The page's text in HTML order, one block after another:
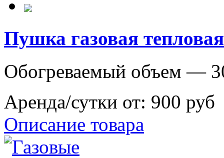
Пушка газовая
Обогреваемый объем —
Аренда/сутки от: 900 руб
Описание товара